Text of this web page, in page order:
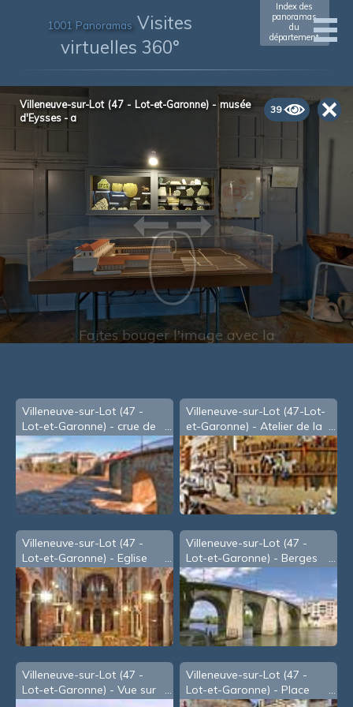
1001 Panoramas Visites
virtuelles 360°
Index des
panoramas
du
département
39
Villeneuve-sur-Lot (47 - Lot-et-Garonne) - musée
d'Eysses - a
Villeneuve-sur-Lot (47 -
Lot-et-Garonne) - crue de
Janvier 2009 - c
Villeneuve-sur-Lot (47-Lot-
et-Garonne) - Atelier de la
menuiserie Américi
Villeneuve-sur-Lot (47 -
Lot-et-Garonne) - Eglise
Sainte Catherine
Villeneuve-sur-Lot (47 -
Lot-et-Garonne) - Berges
du Lot, sous le Pont des
Cieutat
Villeneuve-sur-Lot (47 -
Lot-et-Garonne) - Vue sur
Villeneuve-sur-Lot (47 -
Lot-et-Garonne) - Place